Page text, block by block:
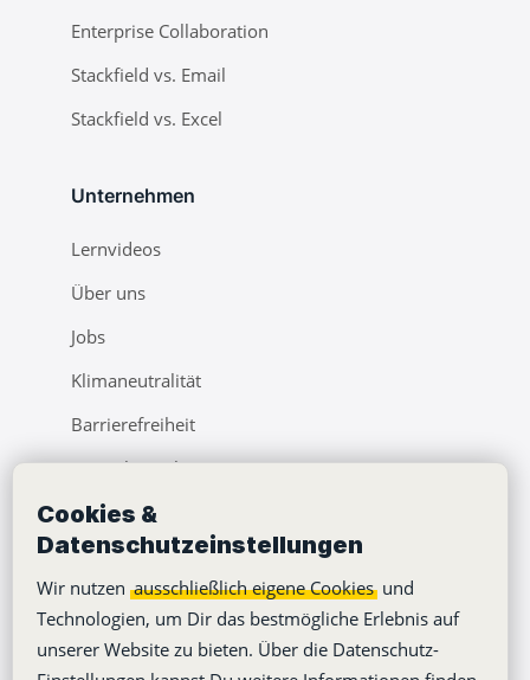
Cookies &
Datenschutzeinstellungen
Wir nutzen ausschließlich eigene Cookies und
Technologien, um Dir das bestmögliche Erlebnis auf
unserer Website zu bieten. Über die Datenschutz-
Enterprise Collaboration
Stackfield vs. Email
Stackfield vs. Excel
Unternehmen
Lernvideos
Über uns
Jobs
Klimaneutralität
Barrierefreiheit
Pressebereich
Webinare
Learning Center
Blog